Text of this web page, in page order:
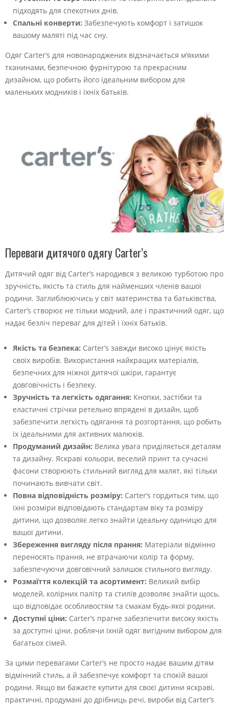
підходять для спекотних днів.
Спальні конверти: Забезпечують комфорт і затишок
вашому маляті під час сну.
Одяг Carter’s для новонароджених відзначається м’якими
тканинами, безпечною фурнітурою та прекрасним
дизайном, що робить його ідеальним вибором для
маленьких модників і їхніх батьків.
Переваги дитячого одягу Carter’s
Дитячий одяг від Carter’s народився з великою турботою про
зручність, якість та стиль для найменших членів вашої
родини. Заглиблюючись у світ материнства та батьківства,
Carter’s створює не тільки модний, але і практичний одяг, що
надає безліч переваг для дітей і їхніх батьків.
Якість та безпека: Carter’s завжди високо цінує якість
своїх виробів. Використання найкращих матеріалів,
безпечних для ніжної дитячої шкіри, гарантує
довговічність і безпеку.
Зручність та легкість одягання: Кнопки, застібки та
еластичні стрічки ретельно впрядені в дизайн, щоб
забезпечити легкість одягання та розгортання, що робить
їх ідеальними для активних малюків.
Продуманий дизайн: Велика увага приділяється деталям
та дизайну. Яскраві кольори, веселий принт та сучасні
фасони створюють стильний вигляд для малят, які тільки
починають вивчати світ.
Повна відповідність розміру: Carter’s гордиться тим, що
їхні розміри відповідають стандартам віку та розміру
дитини, що дозволяє легко знайти ідеальну одиницю для
вашої дитини.
Збереження вигляду після прання: Матеріали відмінно
переносять прання, не втрачаючи колір та форму,
забезпечуючи довговічний залишок стильного вигляду.
Розмаїття колекцій та асортимент: Великий вибір
моделей, колірних палітр та стилів дозволяє знайти щось,
що відповідає особливостям та смакам будь-якої родини.
Доступні ціни: Carter’s прагне забезпечити високу якість
за доступні ціни, роблячи їхній одяг вигідним вибором для
багатьох сімей.
За цими перевагами Carter’s не просто надає вашим дітям
відмінний стиль, а й забезпечує комфорт та спокій вашої
родини. Якщо ви бажаєте купити для своєї дитини яскраві,
практичні, продумані до дрібниць речі, вироби від Carter’s